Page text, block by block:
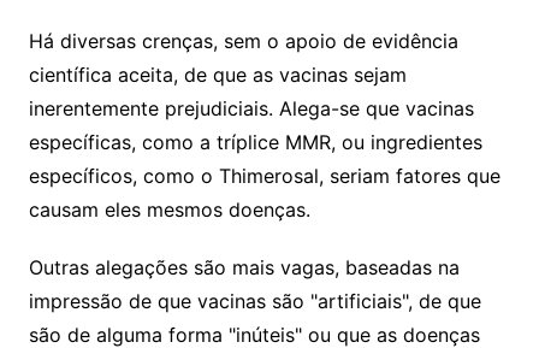
Há diversas crenças, sem o apoio de evidência
científica aceita, de que as vacinas sejam
inerentemente prejudiciais. Alega-se que vacinas
específicas, como a tríplice MMR, ou ingredientes
específicos, como o Thimerosal, seriam fatores que
causam eles mesmos doenças.
Outras alegações são mais vagas, baseadas na
impressão de que vacinas são "artificiais", de que
são de alguma forma "inúteis" ou que as doenças